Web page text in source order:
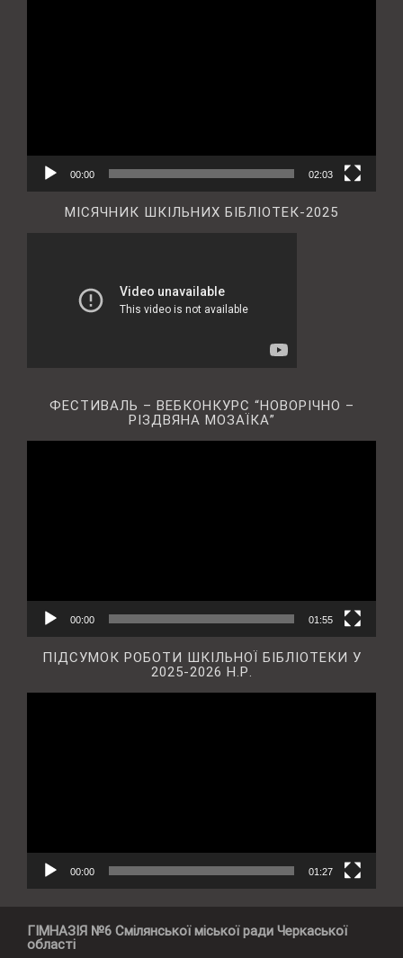
00:00 02:03
МІСЯЧНИК ШКІЛЬНИХ БІБЛІОТЕК-2025
ФЕСТИВАЛЬ – ВЕБКОНКУРС “НОВОРІЧНО –
РІЗДВЯНА МОЗАЇКА”
00:00 01:55
ПІДСУМОК РОБОТИ ШКІЛЬНОЇ БІБЛІОТЕКИ У
2025-2026 Н.Р.
00:00 01:27
ГІМНАЗІЯ №6 Смілянської міської ради Черкаської
області